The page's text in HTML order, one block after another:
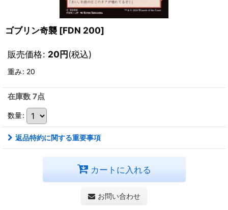
ゴブリン奇襲 [FDN 200]
販売価格: 20円(税込)
重み: 20
在庫数 7点
数量:
返品特約に関する重要事項
カートに入れる
お問い合わせ